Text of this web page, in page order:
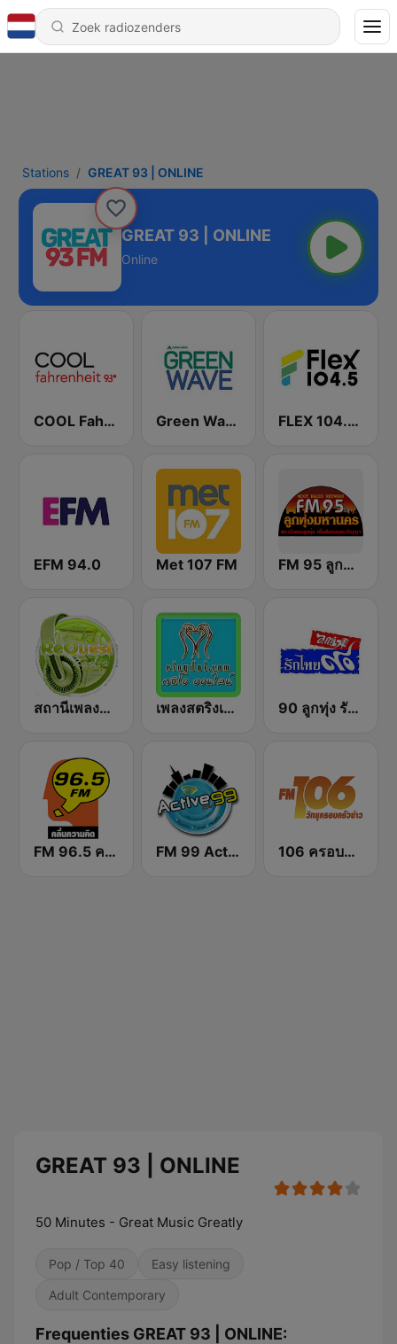
Stations GREAT 93 | ONLINE
GREAT 93 | ONLINE
Online
COOL Fahrenheit 93 FM Green Wave 106.5 FM FLEX 104.5 FM
EFM 94.0 Met 107 FM FM 95 ลูกทุ่งมหานคร อสมท
สถานีเพลงสตริง Request Radio เพลงสตริงเก่า Eingdoi Radio 90 ลูกทุ่ง รักไทย
FM 96.5 คลื่นความคิด Thinking Radio FM 99 Active Radio 106 ครอบครัวข่าว
GREAT 93 | ONLINE
50 Minutes - Great Music Greatly
Pop / Top 40 Easy listening
Adult Contemporary
Frequenties GREAT 93 | ONLINE: